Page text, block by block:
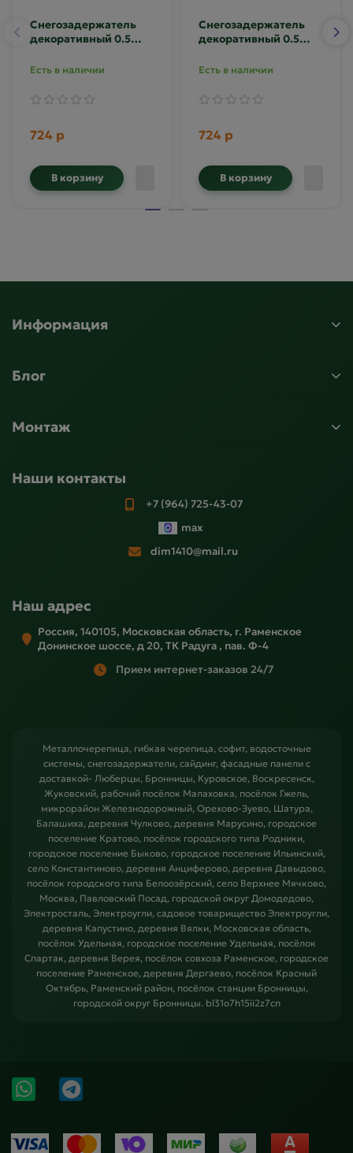
Снегозадержатель
декоративный 0.5
Есть в наличии
724 р
В корзину
Снегозадержатель
декоративный 0.5
Есть в наличии
724 р
В корзину
Информация
Блог
Монтаж
Наши контакты
+7 (964) 725-43-07
max
dim1410@mail.ru
Наш адрес
Россия, 140105, Московская область, г. Раменское
Донинское шоссе, д 20, ТК Радуга , пав. Ф-4
Прием интернет-заказов 24/7
Металлочерепица, гибкая черепица, софит, водосточные
системы, снегозадержатели, сайдинг, фасадные панели с
доставкой- Люберцы, Бронницы, Куровское, Воскресенск,
Жуковский, рабочий посёлок Малаховка, посёлок Гжель,
микрорайон Железнодорожный, Орехово-Зуево, Шатура,
Балашиха, деревня Чулково, деревня Марусино, городское
поселение Кратово, посёлок городского типа Родники,
городское поселение Быково, городское поселение Ильинский,
село Константиново, деревня Анциферово, деревня Давыдово,
посёлок городского типа Белоозёрский, село Верхнее Мячково,
Москва, Павловский Посад, городской округ Домодедово,
Электросталь, Электроугли, садовое товарищество Электроугли,
деревня Капустино, деревня Вялки, Московская область,
посёлок Удельная, городское поселение Удельная, посёлок
Спартак, деревня Верея, посёлок совхоза Раменское, городское
поселение Раменское, деревня Дергаево, посёлок Красный
Октябрь, Раменский район, посёлок станции Бронницы,
городской округ Бронницы. bl31o7h15ii2z7cn